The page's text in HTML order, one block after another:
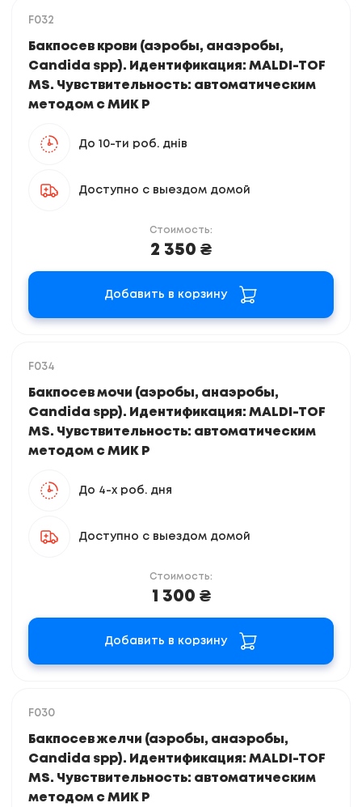
F032
Бакпосев крови (аэробы, анаэробы,
Candida spp). Идентификация: MALDI-TOF
MS. Чувствительность: автоматическим
методом с МИК Р
До 10-ти роб. днів
Доступно с выездом домой
Стоимость:
2 350 ₴
Добавить в корзину
F034
Бакпосев мочи (аэробы, анаэробы,
Candida spp). Идентификация: MALDI-TOF
MS. Чувствительность: автоматическим
методом с МИК Р
До 4-х роб. дня
Доступно с выездом домой
Стоимость:
1 300 ₴
Добавить в корзину
F030
Бакпосев желчи (аэробы, анаэробы,
Candida spp). Идентификация: MALDI-TOF
MS. Чувствительность: автоматическим
методом с МИК Р